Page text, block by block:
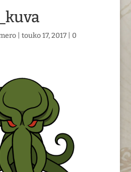
| touko 17, 2017| 0